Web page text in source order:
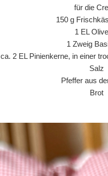
für die
150 g
1 EL
1 Zweig
ca. 2 EL Pinienkerne, in einer
Salz
Pfeffer aus
Brot